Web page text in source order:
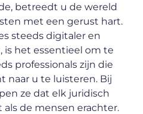
betreedt u de wereld
met een gerust hart.
steeds digitaler en
is het essentieel om te
professionals zijn die
naar u te luisteren. Bij
ze dat elk juridisch
de mensen erachter.